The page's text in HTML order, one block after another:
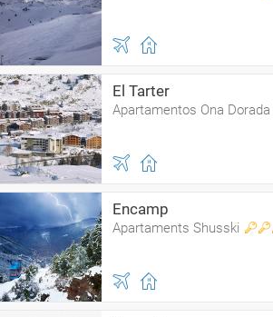
El Tarter
Apartamentos Ona
Encamp
Apartaments Shusski